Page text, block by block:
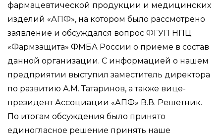
фармацевтической продукции и медицинских
изделий «АПФ», на котором было рассмотрено
заявление и обсуждался вопрос ФГУП НПЦ
«Фармзащита» ФМБА России о приеме в состав
данной организации. С информацией о нашем
предприятии выступил заместитель директора
по развитию А.М. Татаринов, а также вице-
президент Ассоциации «АПФ» В.В. Решетник.
По итогам обсуждения было принято
единогласное решение принять наше